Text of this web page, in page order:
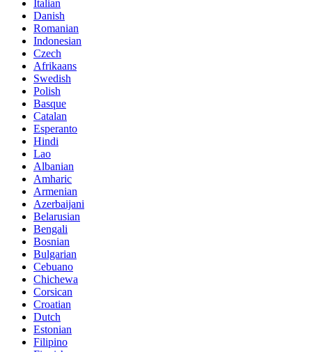
Italian
Danish
Romanian
Indonesian
Czech
Afrikaans
Swedish
Polish
Basque
Catalan
Esperanto
Hindi
Lao
Albanian
Amharic
Armenian
Azerbaijani
Belarusian
Bengali
Bosnian
Bulgarian
Cebuano
Chichewa
Corsican
Croatian
Dutch
Estonian
Filipino